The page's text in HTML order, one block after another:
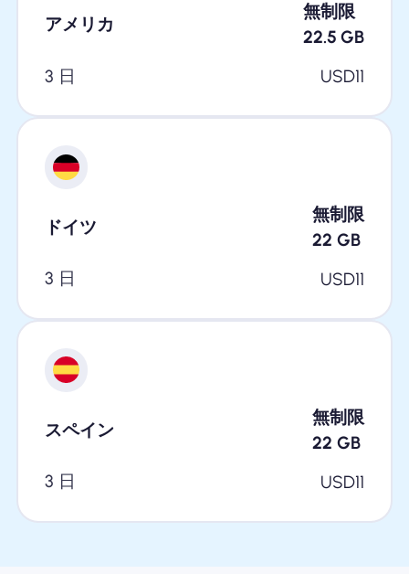
アメリカ
無制限
22.5 GB
3 日
USD11
ドイツ
無制限
22 GB
3 日
USD11
スペイン
無制限
22 GB
3 日
USD11